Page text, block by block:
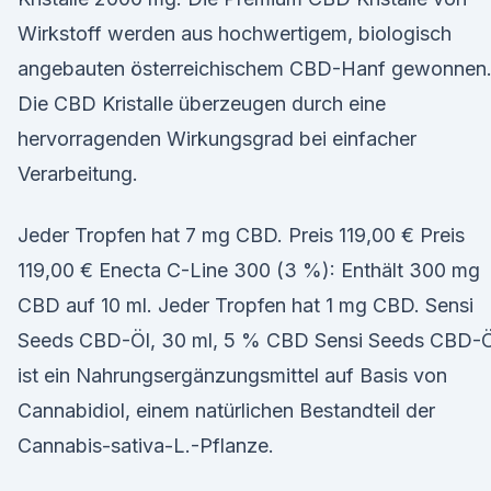
Wirkstoff werden aus hochwertigem, biologisch
angebauten österreichischem CBD-Hanf gewonnen.
Die CBD Kristalle überzeugen durch eine
hervorragenden Wirkungsgrad bei einfacher
Verarbeitung.
Jeder Tropfen hat 7 mg CBD. Preis 119,00 € Preis
119,00 € Enecta C-Line 300 (3 %): Enthält 300 mg
CBD auf 10 ml. Jeder Tropfen hat 1 mg CBD. Sensi
Seeds CBD-Öl, 30 ml, 5 % CBD Sensi Seeds CBD-
ist ein Nahrungsergänzungsmittel auf Basis von
Cannabidiol, einem natürlichen Bestandteil der
Cannabis-sativa-L.-Pflanze.